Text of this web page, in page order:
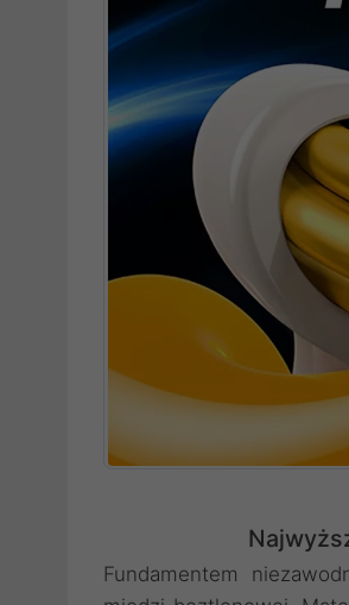
Fundamentem